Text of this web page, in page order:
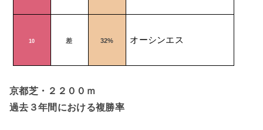
10 差 32% オーシンエス
京都芝・２２００ｍ
過去３年間における複勝率